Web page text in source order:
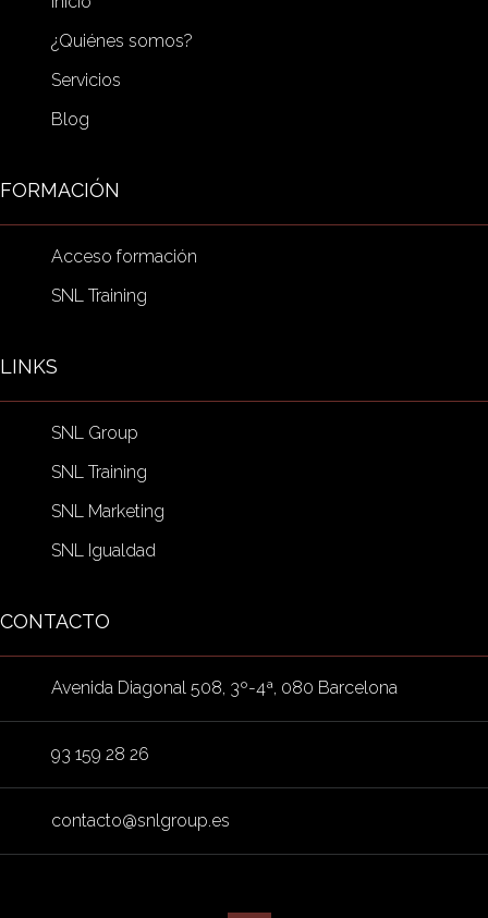
¿Quiénes somos?
Servicios
Blog
FORMACIÓN
Acceso formación
SNL Training
LINKS
SNL Group
SNL Training
SNL Marketing
SNL Igualdad
CONTACTO
Avenida Diagonal 508, 3º-4ª, 080 Barcelona
93 159 28 26
contacto@snlgroup.es